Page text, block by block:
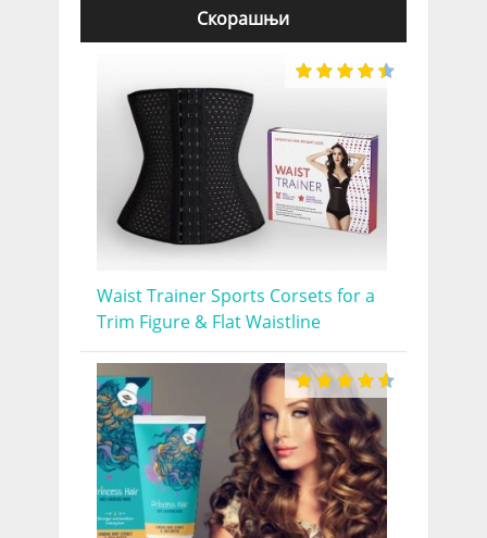
Скорашњи
Waist Trainer Sports Corsets for a
Trim Figure & Flat Waistline